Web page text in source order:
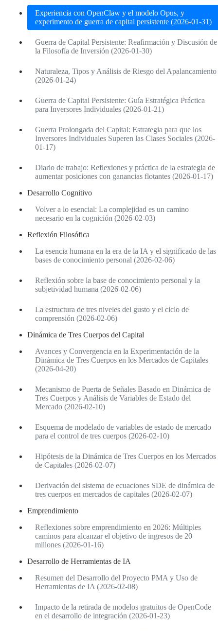
Experiencia con OpenClaw y el modelo Opus, y
experimento de guerra de capital persistente (2026-01-31)
Guerra de Capital Persistente: Reafirmación y Discusión de
la Filosofía de Inversión (2026-01-30)
Naturaleza, Tipos y Análisis de Riesgo del Apalancamiento
(2026-01-24)
Guerra de Capital Persistente: Guía Estratégica Práctica
para Inversores Individuales (2026-01-21)
Guerra Prolongada del Capital: Estrategia para que los
Inversores Individuales Superen las Clases Sociales (2026-
01-17)
Diario de trabajo: Reflexiones y práctica de la estrategia de
aumentar posiciones con ganancias flotantes (2026-01-17)
Desarrollo Cognitivo
Volver a lo esencial: La complejidad es un camino
necesario en la cognición (2026-02-03)
Reflexión Filosófica
La esencia humana en la era de la IA y el significado de las
bases de conocimiento personal (2026-02-06)
Reflexión sobre la base de conocimiento personal y la
subjetividad humana (2026-02-06)
La estructura de tres niveles del gusto y el ciclo de
comprensión (2026-02-06)
Dinámica de Tres Cuerpos del Capital
Avances y Convergencia en la Experimentación de la
Dinámica de Tres Cuerpos en los Mercados de Capitales
(2026-04-20)
Mecanismo de Puerta de Señales Basado en Dinámica de
Tres Cuerpos y Análisis de Variables de Estado del
Mercado (2026-02-10)
Esquema de modelado de variables de estado de mercado
para el control de tres cuerpos (2026-02-10)
Hipótesis de la Dinámica de Tres Cuerpos en los Mercados
de Capitales (2026-02-07)
Derivación del sistema de ecuaciones SDE de dinámica de
tres cuerpos en mercados de capitales (2026-02-07)
Emprendimiento
Reflexiones sobre emprendimiento en 2026: Múltiples
caminos para alcanzar el objetivo de ingresos de 20
millones (2026-01-16)
Desarrollo de Herramientas de IA
Resumen del Desarrollo del Proyecto PMA y Uso de
Herramientas de IA (2026-02-08)
Impacto de la retirada de modelos gratuitos de OpenCode
en el desarrollo de integración (2026-01-23)